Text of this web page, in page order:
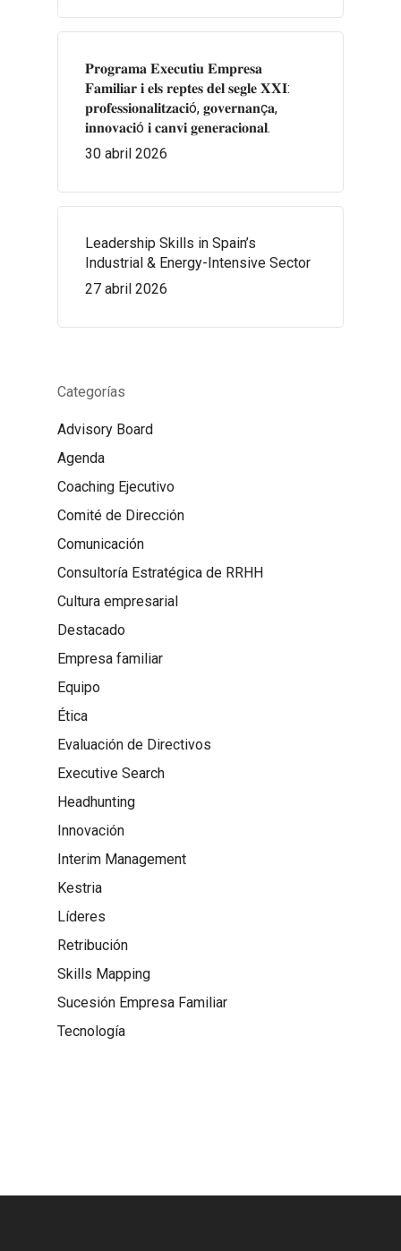
𝐏𝐫𝐨𝐠𝐫𝐚𝐦𝐚 𝐄𝐱𝐞𝐜𝐮𝐭𝐢𝐮 𝐄𝐦𝐩𝐫𝐞𝐬𝐚
𝐅𝐚𝐦𝐢𝐥𝐢𝐚𝐫 𝐢 𝐞𝐥𝐬 𝐫𝐞𝐩𝐭𝐞𝐬 𝐝𝐞𝐥 𝐬𝐞𝐠𝐥𝐞 𝐗𝐗𝐈:
𝐩𝐫𝐨𝐟𝐞𝐬𝐬𝐢𝐨𝐧𝐚𝐥𝐢𝐭𝐳𝐚𝐜𝐢ó, 𝐠𝐨𝐯𝐞𝐫𝐧𝐚𝐧ç𝐚,
𝐢𝐧𝐧𝐨𝐯𝐚𝐜𝐢ó 𝐢 𝐜𝐚𝐧𝐯𝐢 𝐠𝐞𝐧𝐞𝐫𝐚𝐜𝐢𝐨𝐧𝐚𝐥.
30 abril 2026
Leadership Skills in Spain’s
Industrial & Energy-Intensive Sector
27 abril 2026
Categorías
Advisory Board
Agenda
Coaching Ejecutivo
Comité de Dirección
Comunicación
Consultoría Estratégica de RRHH
Cultura empresarial
Destacado
Empresa familiar
Equipo
Ética
Evaluación de Directivos
Executive Search
Headhunting
Innovación
Interim Management
Kestria
Líderes
Retribución
Skills Mapping
Sucesión Empresa Familiar
Tecnología